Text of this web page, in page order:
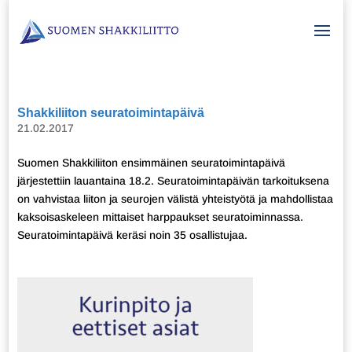
Shakkiliiton seuratoimintapäivä
21.02.2017
Suomen Shakkiliiton ensimmäinen seuratoimintapäivä
järjestettiin lauantaina 18.2. Seuratoimintapäivän tarkoituksena
on vahvistaa liiton ja seurojen välistä yhteistyötä ja mahdollistaa
kaksoisaskeleen mittaiset harppaukset seuratoiminnassa.
Seuratoimintapäivä keräsi noin 35 osallistujaa.